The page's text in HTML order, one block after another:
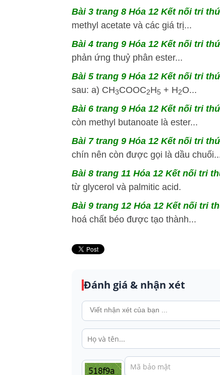
Bài 3 trang 8 Hóa 12 Kết nối tri
methyl acetate và các giá trị...
Bài 4 trang 9 Hóa 12 Kết nối tri
phản ứng thuỷ phân ester...
Bài 5 trang 9 Hóa 12 Kết nối tri
sau: a) CH3COOC2H5 + H2O...
Bài 6 trang 9 Hóa 12 Kết nối tri
còn methyl butanoate là ester...
Bài 7 trang 9 Hóa 12 Kết nối tri
chín nên còn được gọi là dầu
Bài 8 trang 11 Hóa 12 Kết nối tri
từ glycerol và palmitic acid.
Bài 9 trang 12 Hóa 12 Kết nối tri
hoá chất béo được tạo thành...
Đánh giá & nhận xét